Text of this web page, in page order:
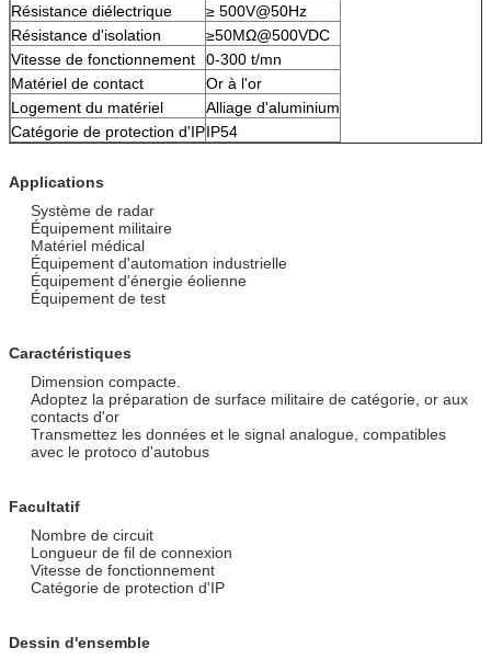
Résistance diélectrique
≥ 500V@50Hz
Résistance d'isolation
≥50MΩ@500VDC
Vitesse de fonctionnement
0-300 t/mn
Matériel de contact
Or à l'or
Logement du matériel
Alliage d'aluminium
Catégorie de protection d'IPIP54
Applications
Système de radar
Équipement militaire
Matériel médical
Équipement d'automation industrielle
Équipement d'énergie éolienne
Équipement de test
Caractéristiques
Dimension compacte.
Adoptez la préparation de surface militaire de catégorie, or aux
contacts d'or
Transmettez les données et le signal analogue, compatibles
avec le protoco d'autobus
Facultatif
Nombre de circuit
Longueur de fil de connexion
Vitesse de fonctionnement
Catégorie de protection d'IP
Dessin d'ensemble